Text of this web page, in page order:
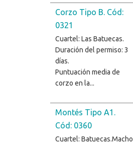
Corzo Tipo B. Cód:
0321
Cuartel: Las Batuecas.
Duración del permiso: 3
días.
Puntuación media de
corzo en la...
Montés Tipo A1.
Cód: 0360
Cuartel: Batuecas.Macho